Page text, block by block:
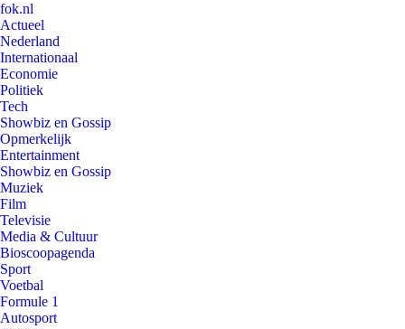
fok.nl
Actueel
Nederland
Internationaal
Economie
Politiek
Tech
Showbiz en Gossip
Opmerkelijk
Entertainment
Showbiz en Gossip
Muziek
Film
Televisie
Media & Cultuur
Bioscoopagenda
Sport
Voetbal
Formule 1
Autosport